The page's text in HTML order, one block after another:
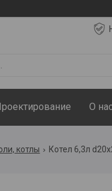
О
котлы Котел 6,3л